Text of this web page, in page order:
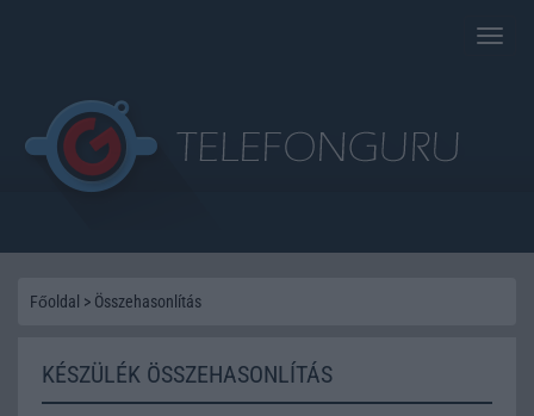
Toggle
Főoldal > Összehasonlítás
KÉSZÜLÉK ÖSSZEHASONLÍTÁS